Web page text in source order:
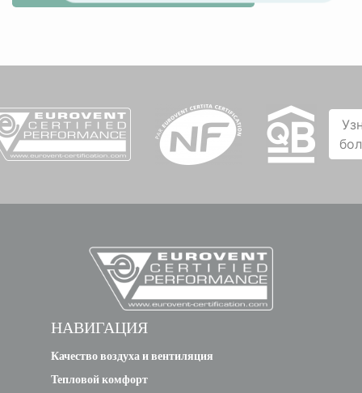
НАВИГАЦИЯ
Качество воздуха и вентиляция
Тепловой комфорт